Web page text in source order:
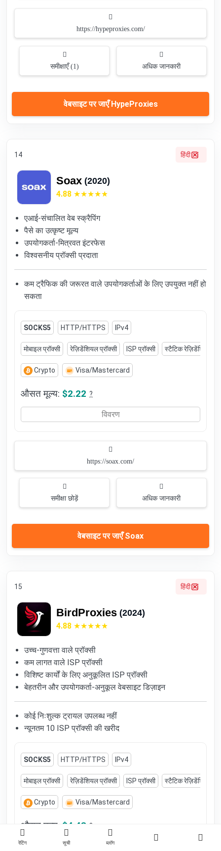
https://hypeproxies.com/
समीक्षाएँ (1) अधिक जानकारी
वेबसाइट पर जाएँ HypeProxies
14 हिंदी
Soax (2020)
4.88
एआई-संचालित वेब स्क्रैपिंग
पैसे का उत्कृष्ट मूल्य
उपयोगकर्ता-मित्रवत इंटरफेस
विश्वसनीय प्रॉक्सी प्रदाता
कम ट्रैफिक की जरूरत वाले उपयोगकर्ताओं के लिए उपयुक्त नहीं हो
सकता
SOCKS5 HTTP/HTTPS IPv4
मोबाइल प्रॉक्सी रेज़िडेंशियल प्रॉक्सी ISP प्रॉक्सी स्टैटिक रेज़िडेंशियल
Crypto Visa/Mastercard
औसत मूल्य: $2.22 ?
विवरण
https://soax.com/
समीक्षा छोड़ें अधिक जानकारी
वेबसाइट पर जाएँ Soax
15 हिंदी
BirdProxies (2024)
4.88
उच्च-गुणवत्ता वाले प्रॉक्सी
कम लागत वाले ISP प्रॉक्सी
विशिष्ट कार्यों के लिए अनुकूलित ISP प्रॉक्सी
बेहतरीन और उपयोगकर्ता-अनुकूल वेबसाइट डिज़ाइन
कोई निःशुल्क ट्रायल उपलब्ध नहीं
न्यूनतम 10 ISP प्रॉक्सी की खरीद
SOCKS5 HTTP/HTTPS IPv4
मोबाइल प्रॉक्सी रेज़िडेंशियल प्रॉक्सी ISP प्रॉक्सी स्टैटिक रेज़िडेंशियल
Crypto Visa/Mastercard
औसत मूल्य: $4.43 ?
विवरण
रेटिंग सूची ब्लॉग